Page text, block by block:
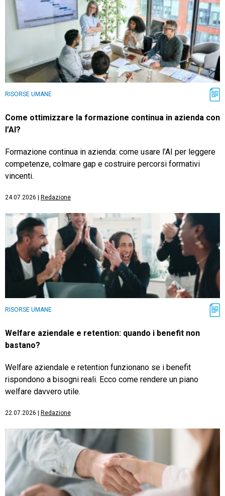
RISORSE UMANE
Come ottimizzare la formazione continua in azienda con
l’AI?
Formazione continua in azienda: come usare l’AI per leggere
competenze, colmare gap e costruire percorsi formativi
vincenti.
24.07.2026 | Redazione
RISORSE UMANE
Welfare aziendale e retention: quando i benefit non
bastano?
Welfare aziendale e retention funzionano se i benefit
rispondono a bisogni reali. Ecco come rendere un piano
welfare davvero utile.
22.07.2026 | Redazione